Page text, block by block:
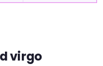
virgo